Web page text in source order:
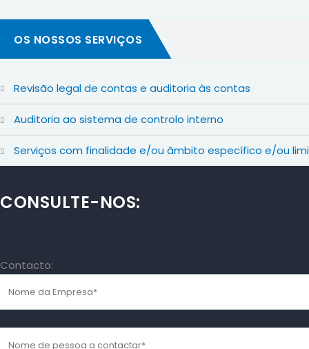
OS NOSSOS SERVIÇOS
revisão legal de contas e auditoria às contas
auditoria ao sistema de controlo interno
serviços com finalidade e/ou âmbito específico e/ou
CONSULTE-NOS:
Contacto: